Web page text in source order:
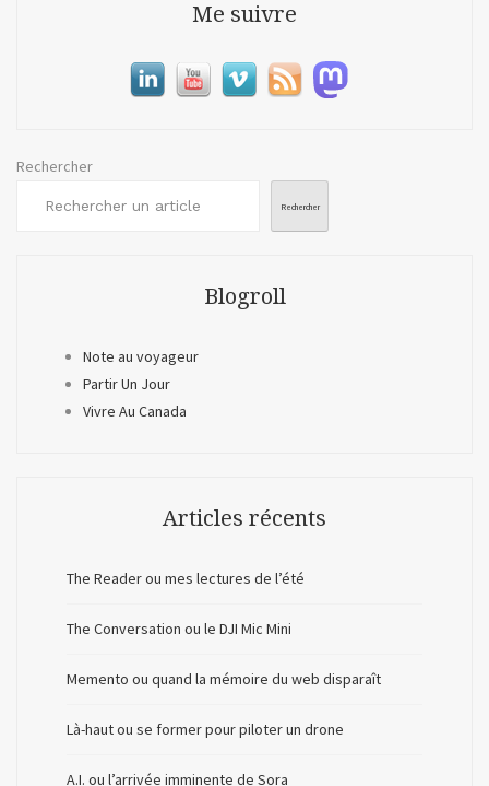
Me suivre
Rechercher
Rechercher
Blogroll
Note au voyageur
Partir Un Jour
Vivre Au Canada
Articles récents
The Reader ou mes lectures de l’été
The Conversation ou le DJI Mic Mini
Memento ou quand la mémoire du web disparaît
Là-haut ou se former pour piloter un drone
A.I. ou l’arrivée imminente de Sora